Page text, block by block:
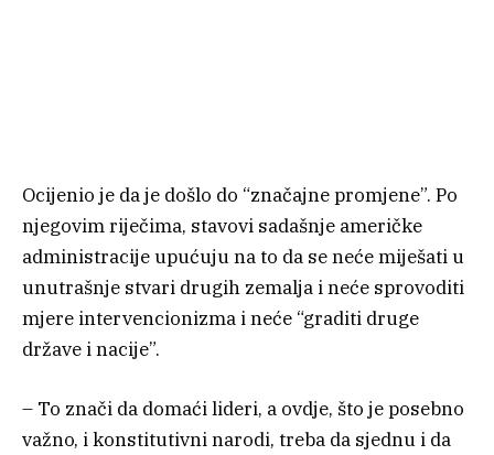
Ocijenio je da je došlo do “značajne promjene”. Po
njegovim riječima, stavovi sadašnje američke
administracije upućuju na to da se neće miješati u
unutrašnje stvari drugih zemalja i neće sprovoditi
mjere intervencionizma i neće “graditi druge
države i nacije”.
– To znači da domaći lideri, a ovdje, što je posebno
važno, i konstitutivni narodi, treba da sjednu i da